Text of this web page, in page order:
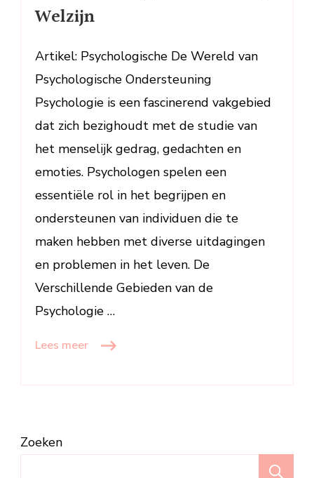
Welzijn
Artikel: Psychologische De Wereld van
Psychologische Ondersteuning
Psychologie is een fascinerend vakgebied
dat zich bezighoudt met de studie van
het menselijk gedrag, gedachten en
emoties. Psychologen spelen een
essentiële rol in het begrijpen en
ondersteunen van individuen die te
maken hebben met diverse uitdagingen
en problemen in het leven. De
Verschillende Gebieden van de
Psychologie …
Lees meer
Zoeken